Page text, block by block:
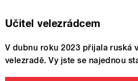
Učitel velezrádcem
V dubnu roku 2023 přijala ruská
velezradě. Vy jste se najednou